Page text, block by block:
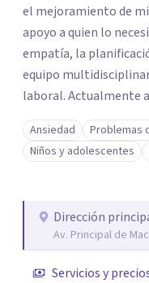
el mejoramiento de
apoyo a quien lo
empatía, la
equipo
laboral. Actualmente
a niños, adolescentes
psicología de
Ansiedad
Problemas
Niños y adolescentes
Dirección
Av. Principal de
Servicios y